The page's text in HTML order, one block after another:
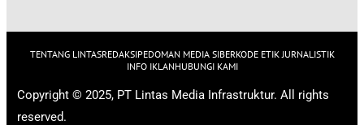
TENTANG LINTASREDAKSIPEDOMAN MEDIA SIBERKODE ETIK JURNALISTIK
INFO IKLANHUBUNGI KAMI
Copyright © 2025, PT Lintas Media Infrastruktur. All rights
reserved.